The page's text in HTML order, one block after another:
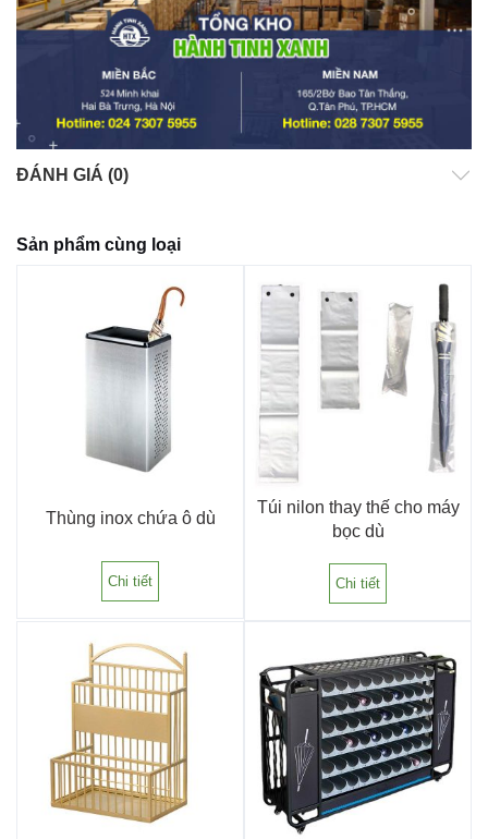
ĐÁNH GIÁ (0)
Sản phẩm cùng loại
Thùng inox chứa ô dù
Chi tiết
Túi nilon thay thế cho máy
bọc dù
Chi tiết